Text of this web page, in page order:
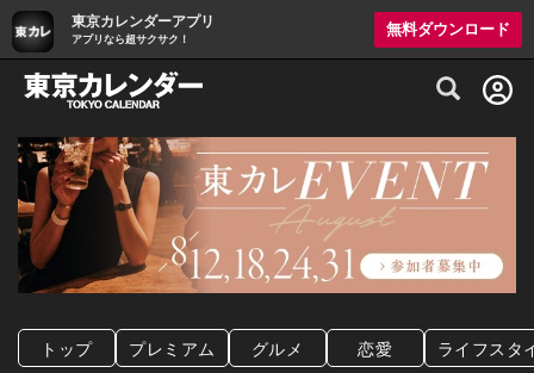
東京カレンダーアプリ
アプリなら超サクサク！
無料ダウンロード
グルメ情報・プレミアムレストラン予約
トップ プレミアム グルメ 恋愛 ライフスタ